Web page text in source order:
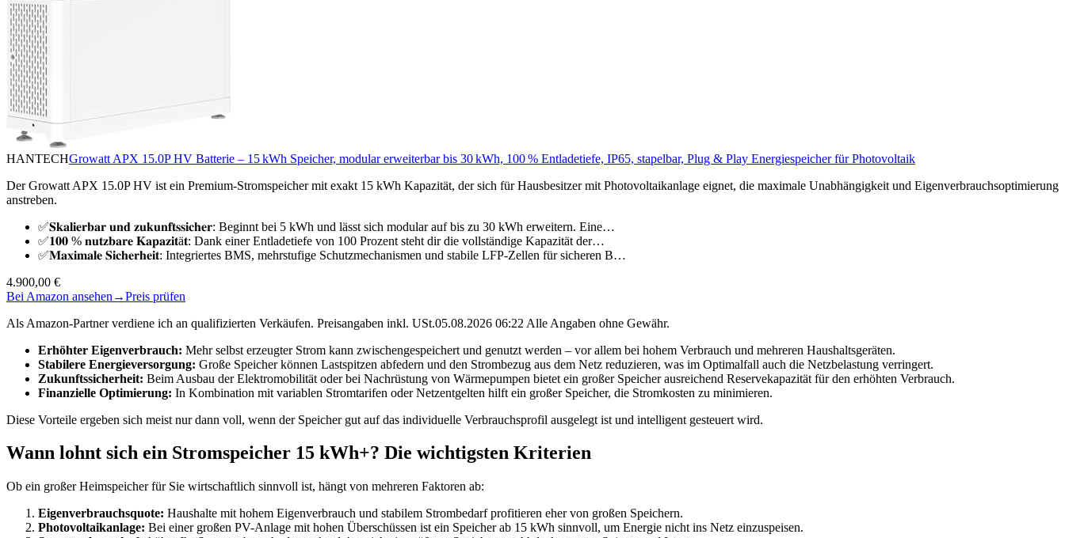
HANTECHGrowatt APX 15.0P HV Batterie – 15 kWh Speicher, modular erweiterbar bis 30 kWh, 100 % Entladetiefe, IP65, stapelbar, Plug & Play Energiespeicher für Photovoltaik
Der Growatt APX 15.0P HV ist ein Premium-Stromspeicher mit exakt 15 kWh Kapazität, der sich für Hausbesitzer mit Photovoltaikanlage eignet, die maximale Unabhängigkeit und Eigenverbrauchsoptimierung
anstreben.
✅𝐒𝐤𝐚𝐥𝐢𝐞𝐫𝐛𝐚𝐫 𝐮𝐧𝐝 𝐳𝐮𝐤𝐮𝐧𝐟𝐭𝐬𝐬𝐢𝐜𝐡𝐞𝐫: Beginnt bei 5 kWh und lässt sich modular auf bis zu 30 kWh erweitern. Eine…
✅𝟏𝟎𝟎 % 𝐧𝐮𝐭𝐳𝐛𝐚𝐫𝐞 𝐊𝐚𝐩𝐚𝐳𝐢𝐭ä𝐭: Dank einer Entladetiefe von 100 Prozent steht dir die vollständige Kapazität der…
✅𝐌𝐚𝐱𝐢𝐦𝐚𝐥𝐞 𝐒𝐢𝐜𝐡𝐞𝐫𝐡𝐞𝐢𝐭: Integriertes BMS, mehrstufige Schutzmechanismen und stabile LFP-Zellen für sicheren B…
4.900,00 €
Bei Amazon ansehen →Preis prüfen
Als Amazon-Partner verdiene ich an qualifizierten Verkäufen. Preisangaben inkl. USt.05.08.2026 06:22 Alle Angaben ohne Gewähr.
Erhöhter Eigenverbrauch: Mehr selbst erzeugter Strom kann zwischengespeichert und genutzt werden – vor allem bei hohem Verbrauch und mehreren Haushaltsgeräten.
Stabilere Energieversorgung: Große Speicher können Lastspitzen abfedern und den Strombezug aus dem Netz reduzieren, was im Optimalfall auch die Netzbelastung verringert.
Zukunftssicherheit: Beim Ausbau der Elektromobilität oder bei Nachrüstung von Wärmepumpen bietet ein großer Speicher ausreichend Reservekapazität für den erhöhten Verbrauch.
Finanzielle Optimierung: In Kombination mit variablen Stromtarifen oder Netzentgelten hilft ein großer Speicher, die Stromkosten zu minimieren.
Diese Vorteile ergeben sich meist nur dann voll, wenn der Speicher gut auf das individuelle Verbrauchsprofil ausgelegt ist und intelligent gesteuert wird.
Wann lohnt sich ein Stromspeicher 15 kWh+? Die wichtigsten Kriterien
Ob ein großer Heimspeicher für Sie wirtschaftlich sinnvoll ist, hängt von mehreren Faktoren ab:
Eigenverbrauchsquote: Haushalte mit hohem Eigenverbrauch und stabilem Strombedarf profitieren eher von großen Speichern.
Photovoltaikanlage: Bei einer großen PV-Anlage mit hohen Überschüssen ist ein Speicher ab 15 kWh sinnvoll, um Energie nicht ins Netz einzuspeisen.